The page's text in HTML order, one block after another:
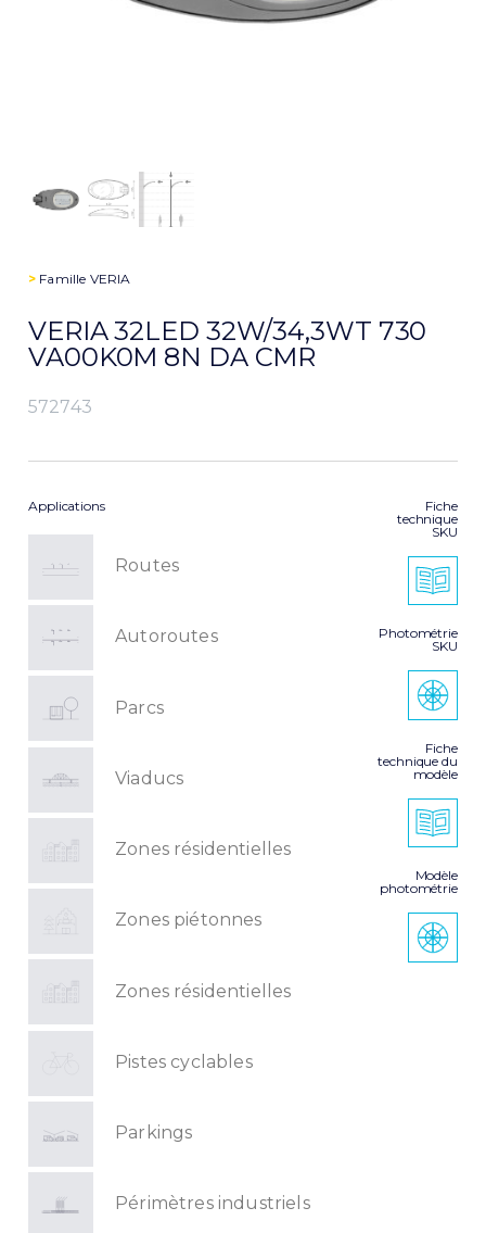
> Famille VERIA
VERIA 32LED 32W/34,3WT 730
VA00K0M 8N DA CMR
572743
Applications
Routes
Autoroutes
Parcs
Viaducs
Zones résidentielles
Zones piétonnes
Zones résidentielles
Pistes cyclables
Parkings
Périmètres industriels
Fiche
technique
SKU
Photométrie
SKU
Fiche
technique du
modèle
Modèle
photométrie